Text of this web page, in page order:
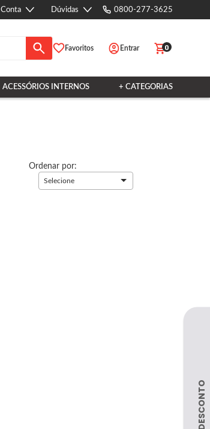
Conta Dúvidas 0800-277-3625
Favoritos Entrar 0
ACESSÓRIOS INTERNOS + CATEGORIAS
Ordenar por:
Selecione